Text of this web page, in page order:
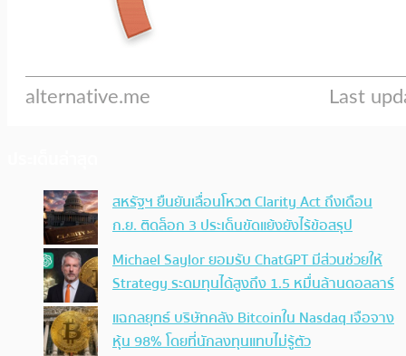
สหรัฐฯ ยืนยันเลื่อนโหวต Clarity Act ถึงเดือน
ก.ย. ติดล็อก 3 ประเด็นขัดแย้งยังไร้ข้อสรุป
Michael Saylor ยอมรับ ChatGPT มีส่วนช่วยให้
Strategy ระดมทุนได้สูงถึง 1.5 หมื่นล้านดอลลาร์
แฉกลยุทธ์ บริษัทคลัง Bitcoinใน Nasdaq เจือจาง
หุ้น 98% โดยที่นักลงทุนแทบไม่รู้ตัว